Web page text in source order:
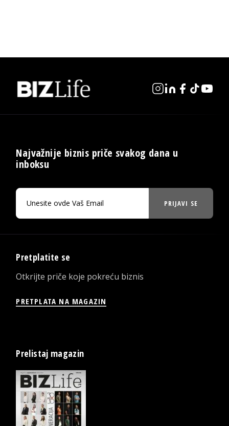
Najvažnije biznis priče svakog dana u
inboksu
PRIJAVI SE
Pretplatite se
Otkrijte priče koje pokreću biznis
PRETPLATA NA MAGAZIN
Prelistaj magazin